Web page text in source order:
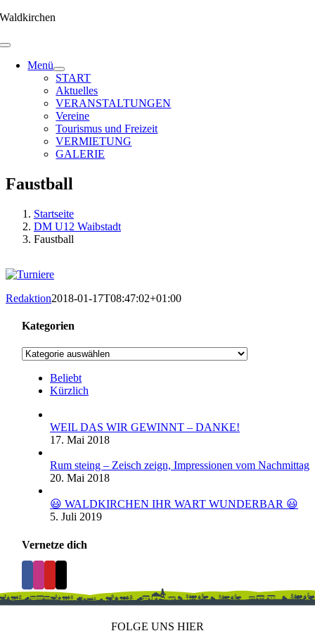
Zum
springen
Waldkirchen
Menü
START
Aktuelles
VERANSTALTUNGEN
Vereine
Tourismus und Freizeit
VERMIETUNG
GALERIE
Faustball
Startseite
DM U12 Waibstadt
Faustball
Redaktion2018-01-17T08:47:02+01:00
Kategorien
Kategorien
Beliebt
Kürzlich
WEIL DAS WIR GEWINNT – DANKE!
17. Mai 2018
Rum steing – Zeisch zeign, Impressionen vom Nachmittag
20. Mai 2018
😃 WALDKIRCHEN IHR WART WUNDERBAR 😃
5. Juli 2019
Vernetze dich
FOLGE UNS HIER